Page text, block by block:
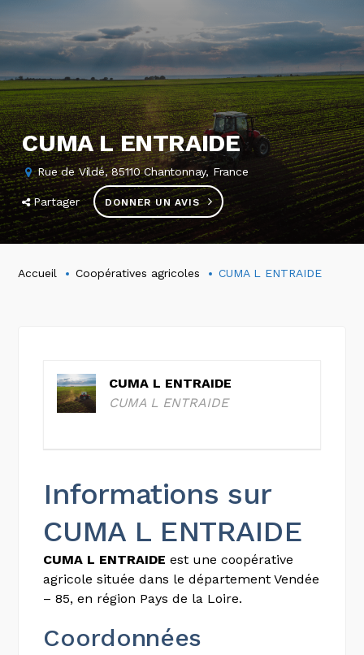
CUMA L ENTRAIDE
Rue de Vildé, 85110 Chantonnay, France
Partager DONNER UN AVIS
Accueil Coopératives agricoles CUMA L ENTRAIDE
CUMA L ENTRAIDE
CUMA L ENTRAIDE
Informations sur
CUMA L ENTRAIDE
CUMA L ENTRAIDE est une coopérative
agricole située dans le département Vendée
– 85, en région Pays de la Loire.
Coordonnées